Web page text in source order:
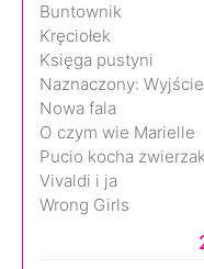
Buntownik
Kręciołek
Księga pustyni
Naznaczony:
Nowa fala
O czym wie Marielle
Pucio kocha
Vivaldi i ja
Wrong Girls